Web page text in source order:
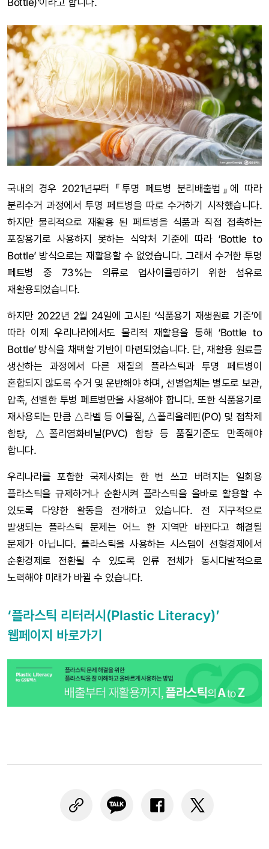
Bottle)’이라고 합니다.
국내의 경우 2021년부터 『투명 페트병 분리배출법』에 따라
분리수거 과정에서 투명 페트병을 따로 수거하기 시작했습니다.
하지만 물리적으로 재활용 된 페트병을 식품과 직접 접촉하는
포장용기로 사용하지 못하는 식약처 기준에 따라 ‘Bottle to
Bottle’ 방식으로는 재활용할 수 없었습니다. 그래서 수거한 투명
페트병 중 73%는 의류로 업사이클링하기 위한 섬유로
재활용되었습니다.
하지만 2022년 2월 24일에 고시된 ‘식품용기 재생원료 기준’에
따라 이제 우리나라에서도 물리적 재활용을 통해 ‘Bottle to
Bottle’ 방식을 채택할 기반이 마련되었습니다. 단, 재활용 원료를
생산하는 과정에서 다른 재질의 플라스틱과 투명 페트병이
혼합되지 않도록 수거 및 운반해야 하며, 선별업체는 별도로 보관,
압축, 선별한 투병 페트병만을 사용해야 합니다. 또한 식품용기로
재사용되는 만큼 △라벨 등 이물질, △폴리올레핀(PO) 및 접착제
함량, △폴리염화비닐(PVC) 함량 등 품질기준도 만족해야
합니다.
우리나라를 포함한 국제사회는 한 번 쓰고 버려지는 일회용
플라스틱을 규제하거나 순환시켜 플라스틱을 올바로 활용할 수
있도록 다양한 활동을 전개하고 있습니다. 전 지구적으로
발생되는 플라스틱 문제는 어느 한 지역만 바뀐다고 해결될
문제가 아닙니다. 플라스틱을 사용하는 시스템이 선형경제에서
순환경제로 전환될 수 있도록 인류 전체가 동시다발적으로
노력해야 미래가 바뀔 수 있습니다.
‘플라스틱 리터러시(Plastic Literacy)’
웹페이지 바로가기